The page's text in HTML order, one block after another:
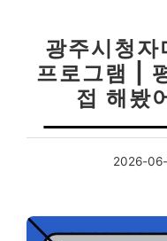
광주시청
프로그램 |
접 해봤
2026-